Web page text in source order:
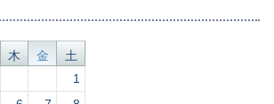
木 金
土
1